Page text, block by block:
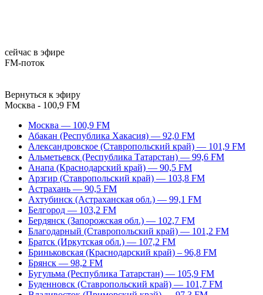
сейчас в эфире
FM-поток
Вернуться к эфиру
Москва - 100,9 FM
Москва — 100,9 FM
Абакан (Республика Хакасия) — 92,0 FM
Александровское (Ставропольский край) — 101,9 FM
Альметьевск (Республика Татарстан) — 99,6 FM
Анапа (Краснодарский край) — 90,5 FM
Арзгир (Ставропольский край) — 103,8 FM
Астрахань — 90,5 FM
Ахтубинск (Астраханская обл.) — 99,1 FM
Белгород — 103,2 FM
Бердянск (Запорожская обл.) — 102,7 FM
Благодарный (Ставропольский край) — 101,2 FM
Братск (Иркутская обл.) — 107,2 FM
Бриньковская (Краснодарский край) – 96,8 FM
Брянск — 98,2 FM
Бугульма (Республика Татарстан) — 105,9 FM
Буденновск (Ставропольский край) — 101,7 FM